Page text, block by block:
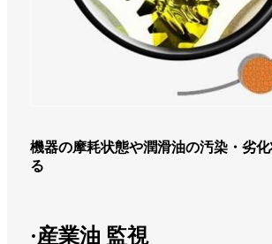
機器の摩耗状態や潤滑油の汚染・劣
る
·産業油 監視